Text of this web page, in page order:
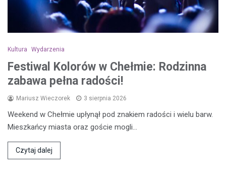
Kultura Wydarzenia
Festiwal Kolorów w Chełmie: Rodzinna
zabawa pełna radości!
Mariusz Wieczorek 3 sierpnia 2026
Weekend w Chełmie upłynął pod znakiem radości i wielu barw.
Mieszkańcy miasta oraz goście mogli…
Czytaj dalej